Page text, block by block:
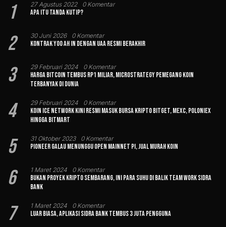
1 27 Agustus 2022 0 Komentar
Apa Itu Tanda Kutip?
2 30 Juni 2026 0 Komentar
Kontrak Yoo Ah In dengan UAA Resmi Berakhir
3 29 Februari 2024 0 Komentar
Harga Bitcoin Tembus Rp1 Miliar, MicroStrategy Pemegang Koin
Terbanyak di Dunia
4 29 Februari 2024 0 Komentar
Koin Ice Network Kini Resmi Masuk Bursa Kripto Bitget, MEXC, Poloniex
hingga BitMart
5 31 Oktober 2023 0 Komentar
Pioneer Galau Menunggu Open Mainnet Pi, Jual Murah Koin
6 1 Maret 2024 0 Komentar
Bukan Proyek Kripto Sembarang, Ini Para Suhu di Balik Team Work Sidra
Bank
7 1 Maret 2024 0 Komentar
Luar Biasa, Aplikasi Sidra Bank Tembus 3 Juta Pengguna